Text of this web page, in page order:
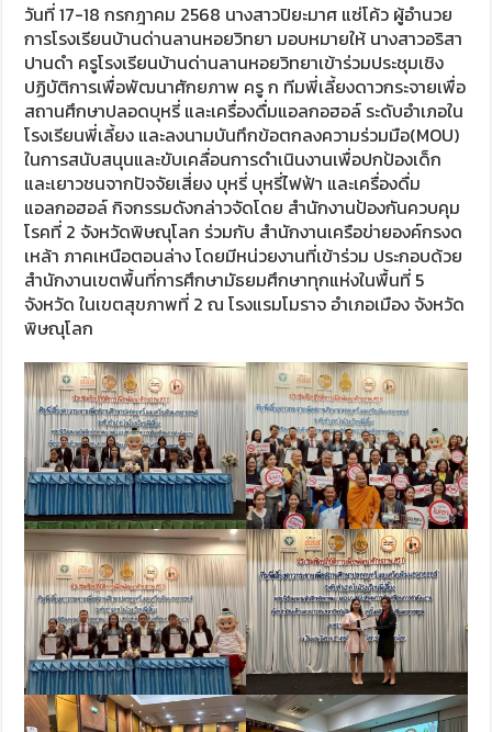
วันที่ 17-18 กรกฎาคม 2568 นางสาวปิยะมาศ แซ่โค้ว ผู้อำนวย
การโรงเรียนบ้านด่านลานหอยวิทยา มอบหมายให้ นางสาวอริสา
ปานดำ ครูโรงเรียนบ้านด่านลานหอยวิทยาเข้าร่วมประชุมเชิง
ปฏิบัติการเพื่อพัฒนาศักยภาพ ครู ก ทีมพี่เลี้ยงดาวกระจายเพื่อ
สถานศึกษาปลอดบุหรี่ และเครื่องดื่มแอลกอฮอล์ ระดับอำเภอใน
โรงเรียนพี่เลี้ยง และลงนามบันทึกข้อตกลงความร่วมมือ(MOU)
ในการสนับสนุนและขับเคลื่อนการดำเนินงานเพื่อปกป้องเด็ก
และเยาวชนจากปัจจัยเสี่ยง บุหรี่ บุหรี่ไฟฟ้า และเครื่องดื่ม
แอลกอฮอล์ กิจกรรมดังกล่าวจัดโดย สำนักงานป้องกันควบคุม
โรคที่ 2 จังหวัดพิษณุโลก ร่วมกับ สำนักงานเครือข่ายองค์กรงด
เหล้า ภาคเหนือตอนล่าง โดยมีหน่วยงานที่เข้าร่วม ประกอบด้วย
สำนักงานเขตพื้นที่การศึกษามัธยมศึกษาทุกแห่งในพื้นที่ 5
จังหวัด ในเขตสุขภาพที่ 2 ณ โรงแรมโมราจ อำเภอเมือง จังหวัด
พิษณุโลก